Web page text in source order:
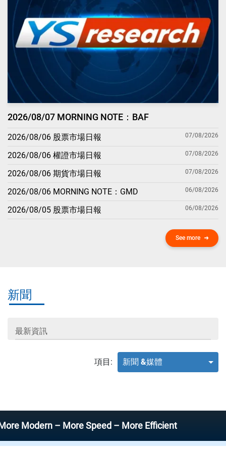
2026/08/07 MORNING NOTE：BAF
2026/08/06 股票市場日報 07/08/2026
2026/08/06 權證市場日報 07/08/2026
2026/08/06 期貨市場日報 07/08/2026
2026/08/06 MORNING NOTE：GMD 06/08/2026
2026/08/05 股票市場日報 06/08/2026
See more
新聞
最新資訊
項目: 新聞 &媒體
– More Speed – More Efficient